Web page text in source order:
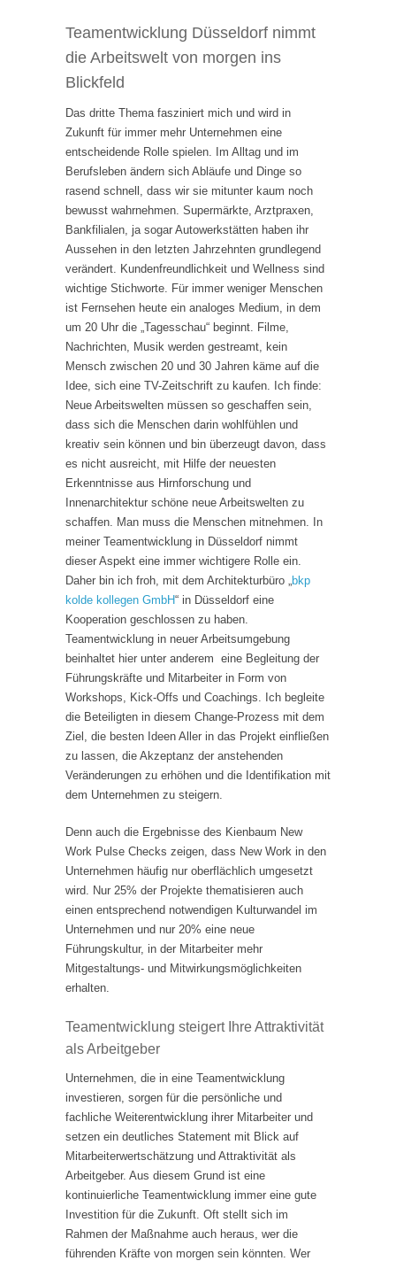
Teamentwicklung Düsseldorf nimmt
die Arbeitswelt von morgen ins
Blickfeld
Das dritte Thema fasziniert mich und wird in
Zukunft für immer mehr Unternehmen eine
entscheidende Rolle spielen. Im Alltag und im
Berufsleben ändern sich Abläufe und Dinge so
rasend schnell, dass wir sie mitunter kaum noch
bewusst wahrnehmen. Supermärkte, Arztpraxen,
Bankfilialen, ja sogar Autowerkstätten haben ihr
Aussehen in den letzten Jahrzehnten grundlegend
verändert. Kundenfreundlichkeit und Wellness sind
wichtige Stichworte. Für immer weniger Menschen
ist Fernsehen heute ein analoges Medium, in dem
um 20 Uhr die „Tagesschau“ beginnt. Filme,
Nachrichten, Musik werden gestreamt, kein
Mensch zwischen 20 und 30 Jahren käme auf die
Idee, sich eine TV-Zeitschrift zu kaufen. Ich finde:
Neue Arbeitswelten müssen so geschaffen sein,
dass sich die Menschen darin wohlfühlen und
kreativ sein können und bin überzeugt davon, dass
es nicht ausreicht, mit Hilfe der neuesten
Erkenntnisse aus Hirnforschung und
Innenarchitektur schöne neue Arbeitswelten zu
schaffen. Man muss die Menschen mitnehmen. In
meiner Teamentwicklung in Düsseldorf nimmt
dieser Aspekt eine immer wichtigere Rolle ein.
Daher bin ich froh, mit dem Architekturbüro „bkp
kolde kollegen GmbH“ in Düsseldorf eine
Kooperation geschlossen zu haben.
Teamentwicklung in neuer Arbeitsumgebung
beinhaltet hier unter anderem eine Begleitung der
Führungskräfte und Mitarbeiter in Form von
Workshops, Kick-Offs und Coachings. Ich begleite
die Beteiligten in diesem Change-Prozess mit dem
Ziel, die besten Ideen Aller in das Projekt einfließen
zu lassen, die Akzeptanz der anstehenden
Veränderungen zu erhöhen und die Identifikation mit
dem Unternehmen zu steigern.
Denn auch die Ergebnisse des Kienbaum New
Work Pulse Checks zeigen, dass New Work in den
Unternehmen häufig nur oberflächlich umgesetzt
wird. Nur 25% der Projekte thematisieren auch
einen entsprechend notwendigen Kulturwandel im
Unternehmen und nur 20% eine neue
Führungskultur, in der Mitarbeiter mehr
Mitgestaltungs- und Mitwirkungsmöglichkeiten
erhalten.
Teamentwicklung steigert Ihre Attraktivität
als Arbeitgeber
Unternehmen, die in eine Teamentwicklung
investieren, sorgen für die persönliche und
fachliche Weiterentwicklung ihrer Mitarbeiter und
setzen ein deutliches Statement mit Blick auf
Mitarbeiterwertschätzung und Attraktivität als
Arbeitgeber. Aus diesem Grund ist eine
kontinuierliche Teamentwicklung immer eine gute
Investition für die Zukunft. Oft stellt sich im
Rahmen der Maßnahme auch heraus, wer die
führenden Kräfte von morgen sein könnten. Wer